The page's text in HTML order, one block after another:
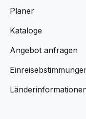
Planer
Kataloge
Angebot anfragen